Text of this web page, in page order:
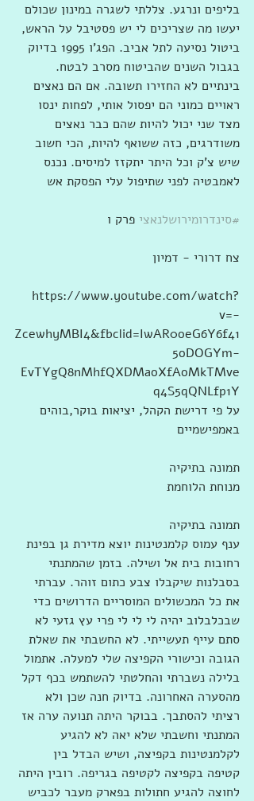
בליפים ונרגע. צללתי לשגרה במינון שכולם
יעשו מה שצריכים לי יש פסטיבל על הראש,
ביטול נסיעה לתל אביב. הפג'ו 1995 בדיוק
בגבול השנים שהביטוח מסרב לבטח.
בינתיים לא החזירו תשובה. אם הם נאצים
ראויים כמוני הם יפסול אותי, לפחות ינסו
מצד שני יכול להיות שהם כבר נאצים
משודרגים, כזה ששואף להיות, הכי חשוב
שיש צ'ק וכל היתר יתקזז למיסים. נכנס
לאמבטיה לפני שתיפול עלי הפסקת אש
#סינדרומירושלנאצי פרק ו
צח דרורי - דמיון
https://www.youtube.com/watch?
v=-
ZcewhyMBI4&fbclid=IwAR0oeG6Y6f41
5oDOGYm-
EvTYgQ8nMhfQXDMaoXfAoMkTMve
q4S5qQNLfp1Y
על פי דרישת הקהל, יציאות בוקר,בוהים
באמפישמיים
תמונה בתיקיה
מנוחת הלוחמת
תמונה בתיקיה
ענף עמוס קלמנטינות יוצא מדירת גן בפינת
רחובות בית אל ושילה. בזמן שהמתנתי
בסבלנות שיקבלו צבע כתום זוהר. עברתי
את כל המכשולים המוסריים הדרושים כדי
שבכלבלוב יהיה לי לי לי פרי עץ גזעי לא
סתם עייף תעשייתי. לא החשבתי את שאלת
הגובה וכישורי הקפיצה שלי למעלה. אתמול
בלילה נשברתי והחלטתי להשתמש בכף דקל
מהסערה האחרונה. בדיוק חנה שכן ולא
רציתי להסתבך. בבוקר היתה תנועה ערה אז
המתנתי וחשבתי שלא יאה לא להגיע
לקלמנטינות בקפיצה, ושיש הבדל בין
קטיפה בקפיצה לקטיפה בגריפה. רובין היתה
לחוצה להגיע חתולות בפארק מעבר לכביש